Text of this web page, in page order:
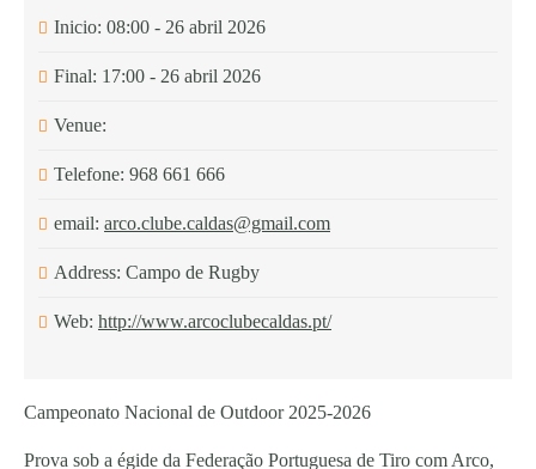
Inicio: 08:00 - 26 abril 2026
Final: 17:00 - 26 abril 2026
Venue:
Telefone: 968 661 666
email: arco.clube.caldas@gmail.com
Address: Campo de Rugby
Web: http://www.arcoclubecaldas.pt/
Campeonato Nacional de Outdoor 2025-2026
Prova sob a égide da Federação Portuguesa de Tiro com Arco,